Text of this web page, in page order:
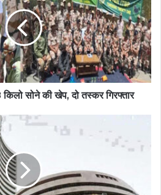
सोने की खेप, दो तस्कर गिरफ्तार